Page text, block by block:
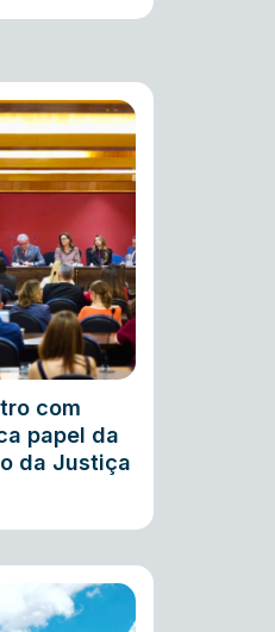
com
papel da
da Justiça